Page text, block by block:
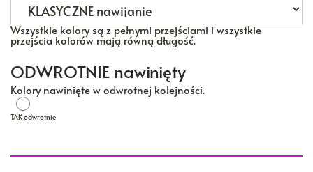
Wszystkie kolory są z pełnymi przejściami i wszystkie
przejścia kolorów mają równą długość.
ODWROTNIE nawinięty
Kolory nawinięte w odwrotnej kolejności.
TAK odwrotnie